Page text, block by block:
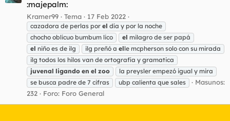
:majepalm:
Kramer99 Tema 17 Feb 2022
cazadora de perlas por el día y por la noche
chocho oblicuo bumbum lico
el milagro de ser papá
el niño es de ilg ilg preñó a elle mcpherson solo con su mirada
ilg todos los hilos van de ortografia y gramatica
juvenal ligando en el zoo
la preysler empezó igual y mira
se busca padre de 7 cifras
ubp calienta que sales
Masunos:
232
Foro: Foro General